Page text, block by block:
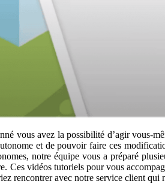
vous avez la possibilité d’agir vous-
et de pouvoir faire ces
notre équipe vous a préparé
Ces vidéos tutoriels pour vous
rencontrer avec notre service client qui